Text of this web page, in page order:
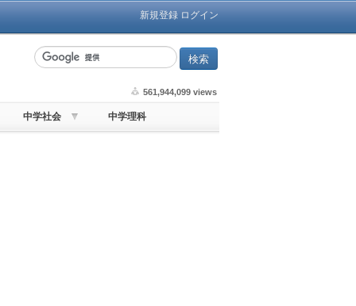
新規登録 ログイン
561,944,099 views
中学社会 中学理科